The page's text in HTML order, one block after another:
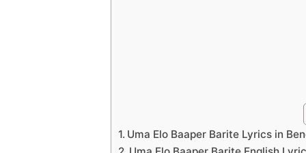
Uma Elo Baaper Barite Lyrics in